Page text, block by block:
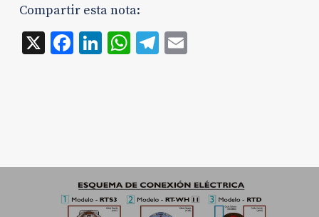
Compartir esta nota:
X Facebook
LinkedIn
WhatsApp
Telegram
Email